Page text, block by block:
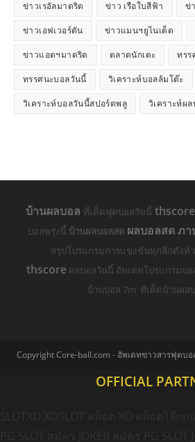
ข่าวเรอัลมาดริด ข่าว เรือใบสีฟ้า ข่
ข่าวเอฟเวอร์ตัน ข่าวแมนฯยูไนเต็ด
ข่าวแอตฯมาดริด ตลาดนักเตะ ทรร
ทรรศนะบอลวันนี้ วิเคราะห์บอลล้มโต๊ะ
วิเคราะห์บอลวันนี้สปอร์ตพลู วิเคราะห์ผ
บ้านผลบอล ที่เด็ดฟุตบอลวันนี้ thscore
บอลพรุ่งนี้ บ้านผลบอลสด ผลบอลสด ภา
สรุปโปรแกรมการแข่งขันทุกลีกดังทั่
thscore ผลบอลวันนี้ อัพเดทโปรแกรมบ
บ้านบอล 7m ทีเด็ดบ้านผล
Copyright Core-ball.com - อัพเดทข่าวสารฟุตบ
OFFICIAL